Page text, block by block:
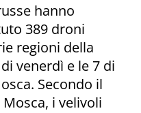
hanno
389 droni
regioni della
venerdì e le 7 di
Secondo il
i velivoli